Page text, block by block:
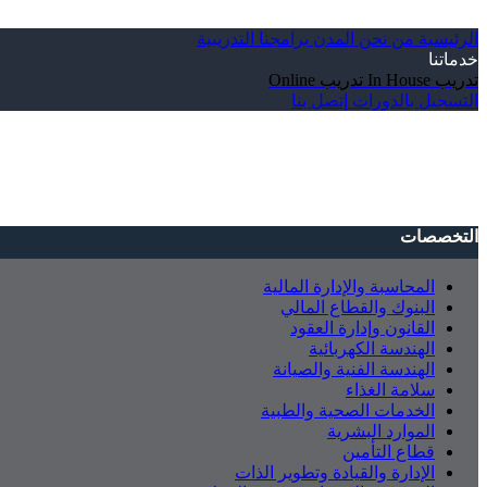
الرئيسية من نحن المدن برامجنا التدريبية
خدماتنا
تدريب In House
تدريب Online
التسجيل بالدورات إتصل بنا
التخصصات
المحاسبة والإدارة المالية
البنوك والقطاع المالي
القانون وإدارة العقود
الهندسة الكهربائية
الهندسة الفنية والصيانة
سلامة الغذاء
الخدمات الصحية والطبية
الموارد البشرية
قطاع التأمين
الإدارة والقيادة وتطوير الذات